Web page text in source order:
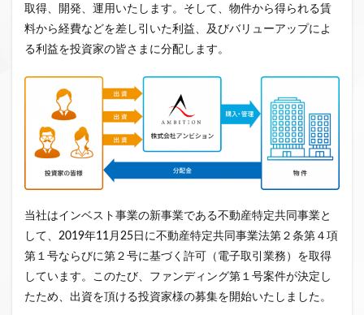
取得、開発、運用いたします。そして、物件から得られる賃
料から経費などを差し引いた利益、及びバリューアップによ
る利益を投資家の皆さまに分配します。
当社はインベスト事業の新事業である不動産特定共同事業と
して、2019年11月25日に不動産特定共同事業法第２条第４項
第１号ならびに第２号に基づく許可（電子取引業務）を取得
しています。このたび、ファンディング第１号案件が決定し
たため、出資を頂ける投資家様の募集を開始いたしました。
特例事業 CrowdShip Lending
ファンド型クラウドファンディング
ソーシャルレンディング お役立ち情報 分配実績
サービス一覧 インタビュー サービス提供開始
ファンド募集完了 登録受付開始 買取保証
ファンド募集終了
投資型クラウドファンディング システム提供開始
運用実績 イベント出展 セキュリティトークン
日本不動産クラウドファンディング協会